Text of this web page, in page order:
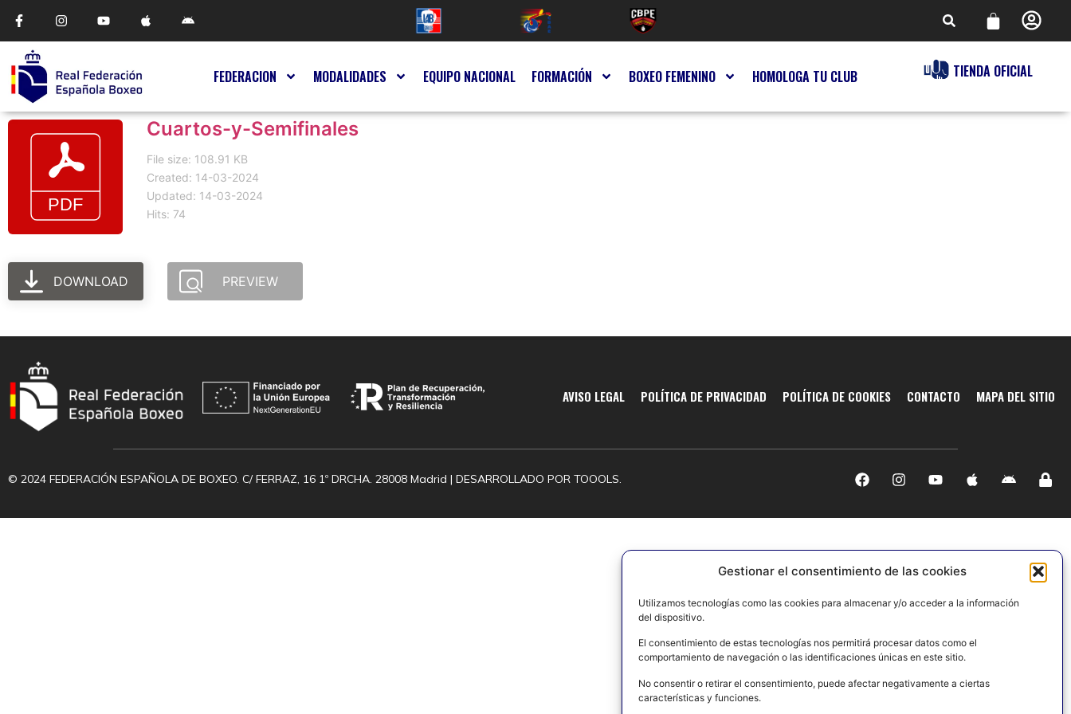
Gestionar el consentimiento de las cookies
Utilizamos tecnologías como las cookies para almacenar y/o acceder a la información
del dispositivo.
El consentimiento de estas tecnologías nos permitirá procesar datos como el
comportamiento de navegación o las identificaciones únicas en este sitio.
No consentir o retirar el consentimiento, puede afectar negativamente a ciertas
características y funciones.
FEDERACION MODALIDADES EQUIPO NACIONAL FORMACIÓN BOXEO FEMENINO HOMOLOGA TU CLUB TIENDA OFICIAL
Cuartos-y-Semifinales
File size: 108.91 KB
Created: 14-03-2024
Updated: 14-03-2024
Hits: 74
DOWNLOAD PREVIEW
AVISO LEGAL POLÍTICA DE PRIVACIDAD POLÍTICA DE COOKIES CONTACTO MAPA DEL SITIO
© 2024 FEDERACIÓN ESPAÑOLA DE BOXEO. C/ FERRAZ, 16 1º DRCHA. 28008 Madrid | DESARROLLADO POR TOOOLS.